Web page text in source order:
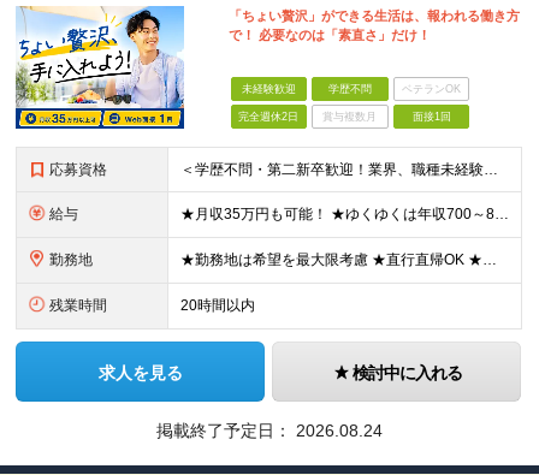
「ちょい贅沢」ができる生活は、報われる働き方
で！ 必要なのは「素直さ」だけ！
未経験歓迎 学歴不問 ベテランOK
完全週休2日 賞与複数月 面接1回
応募資格 ＜学歴不問・第二新卒歓迎！業界、職種未経験歓迎！20代～30代活躍中＞ ★35歳以下の方（若年層の長期キャリア形成を図るため） ★フリーター・正社員未経験・社会人未経験OK ★転職回数が多い方もぜひ
給与 ★月収35万円も可能！ ★ゆくゆくは年収700～800万円も！ ★手当が多数あり ・残業手当（100％）★1分単位で支給 ・資格手当（最大月6万円） ・結婚/出産祝金（最大3万円） 【首都圏・北関東
勤務地 ★勤務地は希望を最大限考慮 ★直行直帰OK ★車通勤のエリアもあり ★研修は、下記いずれかの研修センターで行います ・東京校（東京本社とアクセスは同様） ・大阪校（大阪府大阪市中央区道修町 2-1-1
残業時間 20時間以内
求人を見る 検討中に入れる
掲載終了予定日： 2026.08.24